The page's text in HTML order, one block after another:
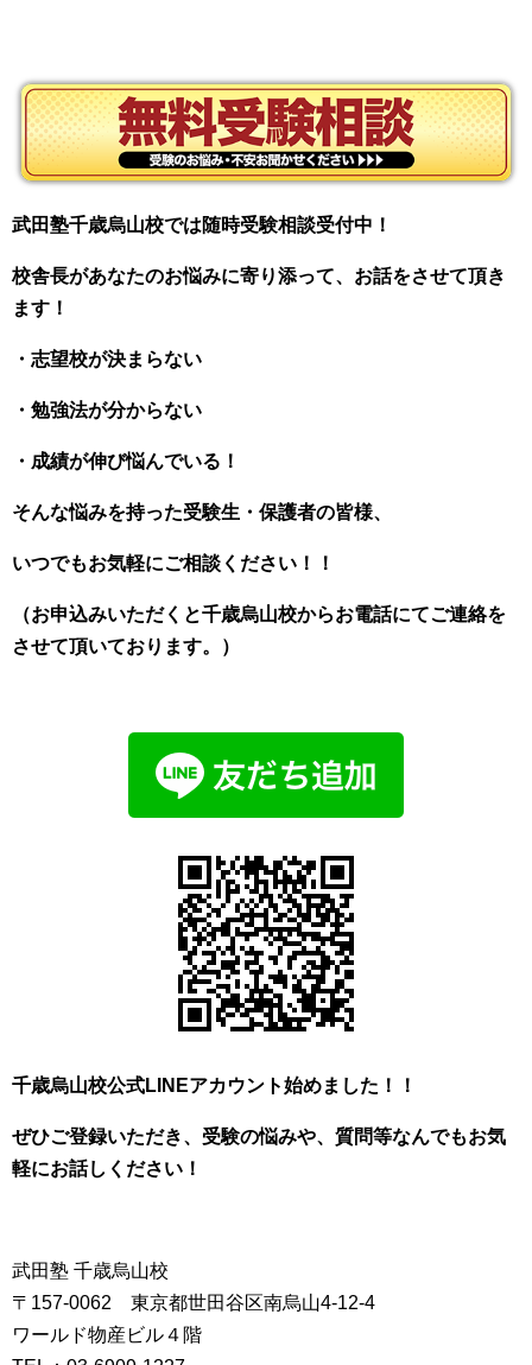
武田塾千歳烏山校では随時受験相談受付中！
校舎長があなたのお悩みに寄り添って、お話をさせて頂き
ます！
・志望校が決まらない
・勉強法が分からない
・成績が伸び悩んでいる！
そんな悩みを持った受験生・保護者の皆様、
いつでもお気軽にご相談ください！！
（お申込みいただくと千歳烏山校からお電話にてご連絡を
させて頂いております。）
千歳烏山校公式LINEアカウント始めました！！
ぜひご登録いただき、 受験の悩みや、質問等なんでもお気
軽にお話しください！
武田塾 千歳烏山校
〒157-0062 東京都世田谷区南烏山4-12-4
ワールド物産ビル４階